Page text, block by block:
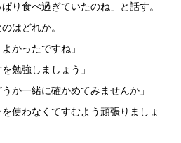
り食べ過ぎていたのね」と話す。
はどれか。
かったですね」
勉強しましょう」
か一緒に確かめてみませんか」
使わなくてすむよう頑張りましょ